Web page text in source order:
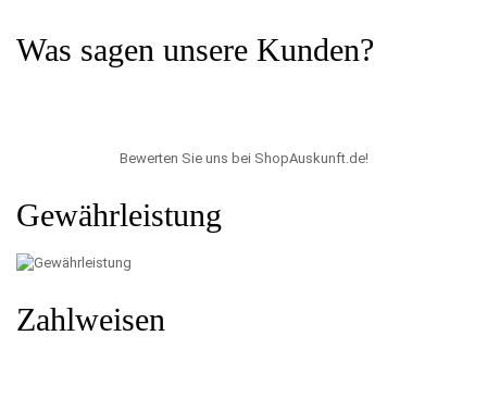
Was sagen unsere Kunden?
Bewerten Sie uns bei ShopAuskunft.de!
Gewährleistung
Zahlweisen